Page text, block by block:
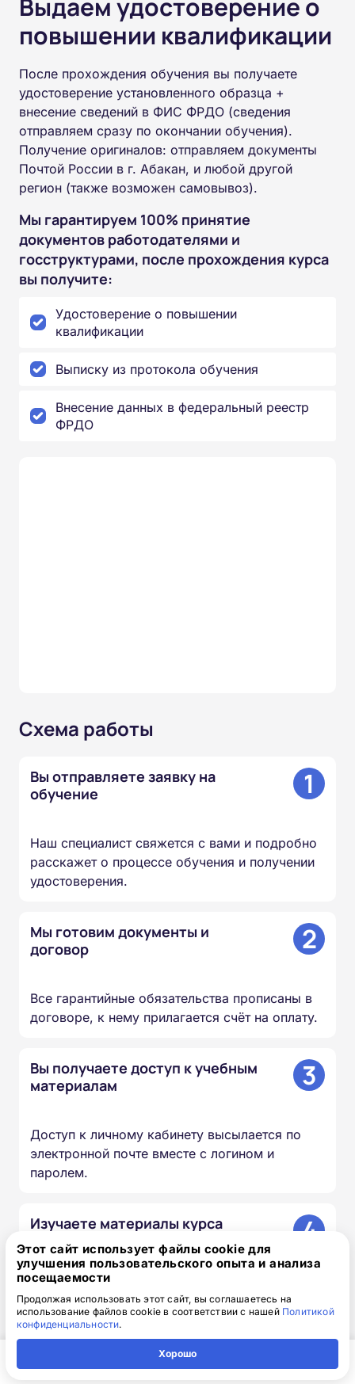
Выдаем удостоверение о
повышении квалификации
После прохождения обучения вы получаете
удостоверение установленного образца +
внесение сведений в ФИС ФРДО (сведения
отправляем сразу по окончании обучения).
Получение оригиналов: отправляем документы
Почтой России в г. Абакан, и любой другой
регион (также возможен самовывоз).
Мы гарантируем 100% принятие
документов работодателями и
госструктурами, после прохождения курса
вы получите:
Удостоверение о повышении
квалификации
Выписку из протокола обучения
Внесение данных в федеральный реестр
ФРДО
Схема работы
Вы отправляете заявку на
обучение
1
Наш специалист свяжется с вами и подробно
расскажет о процессе обучения и получении
удостоверения.
Мы готовим документы и
договор
2
Все гарантийные обязательства прописаны в
договоре, к нему прилагается счёт на оплату.
Вы получаете доступ к учебным
материалам
3
Доступ к личному кабинету высылается по
электронной почте вместе с логином и
паролем.
Изучаете материалы курса 4
Проходите лекции, изучаете документы и
удобное для вас время и темпе.
Мы вносим сведения в ФИС
5
Этот сайт использует файлы cookie для
улучшения пользовательского опыта и анализа
посещаемости
Продолжая использовать этот сайт, вы соглашаетесь на
использование файлов cookie в соответствии с нашей Политикой
конфиденциальности.
Хорошо